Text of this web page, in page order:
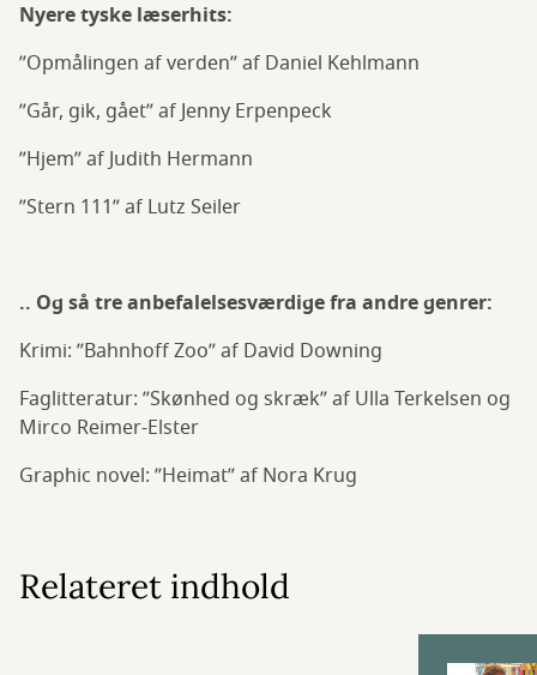
Nyere tyske læserhits:
”Opmålingen af verden” af Daniel Kehlmann
”Går, gik, gået” af Jenny Erpenpeck
”Hjem” af Judith Hermann
”Stern 111” af Lutz Seiler
.. Og så tre anbefalelsesværdige fra andre genrer:
Krimi: ”Bahnhoff Zoo” af David Downing
Faglitteratur: ”Skønhed og skræk” af Ulla Terkelsen og
Mirco Reimer-Elster
Graphic novel: ”Heimat” af Nora Krug
Relateret indhold